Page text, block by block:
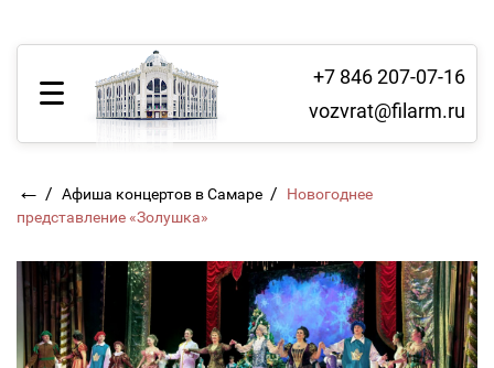
+7 846 207-07-16
vozvrat@filarm.ru
← / Афиша концертов в Самаре /
Новогоднее
представление «Золушка»